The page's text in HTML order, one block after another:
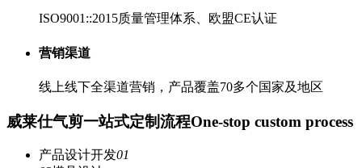
ISO9001::2015质量管理体系、欧盟CE认证
营销渠道
线上线下全渠道营销，产品覆盖70多个国家及地区
威莱仕气剪一站式定制流程One-stop custom process
产品设计开发01